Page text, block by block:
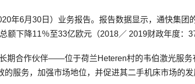
6月30日）业务报告。报告数据显示，通快集团
下降11％至33亿欧元（2018／ 2019财政年度：
合作伙伴——位于荷兰Heteren村的韦伯激光服务
服务，加强市场地位，并促进其二手机床市场的发